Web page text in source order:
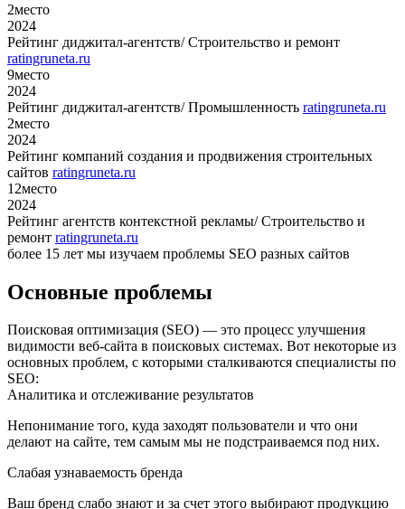
2место
2024
Рейтинг диджитал-агентств/ Строительство и ремонт
ratingruneta.ru
9место
2024
Рейтинг диджитал-агентств/ Промышленность ratingruneta.ru
2место
2024
Рейтинг компаний создания и продвижения строительных
сайтов ratingruneta.ru
12место
2024
Рейтинг агентств контекстной рекламы/ Строительство и
ремонт ratingruneta.ru
более 15 лет мы изучаем проблемы SEO разных сайтов
Основные проблемы
Поисковая оптимизация (SEO) — это процесс улучшения
видимости веб-сайта в поисковых системах. Вот некоторые из
основных проблем, с которыми сталкиваются специалисты по
SEO:
Аналитика и отслеживание результатов
Непонимание того, куда заходят пользователи и что они
делают на сайте, тем самым мы не подстраиваемся под них.
Слабая узнаваемость бренда
Ваш бренд слабо знают и за счет этого выбирают продукцию